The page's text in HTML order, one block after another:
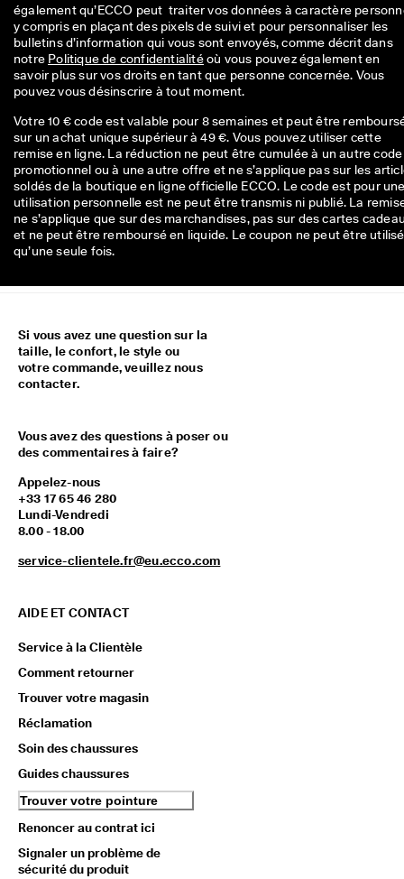
également qu’ECCO peut  traiter vos données à caractère
y compris en plaçant des pixels de suivi et pour personnaliser les
bulletins d’information qui vous sont envoyés, comme décrit dans
notre Politique de confidentialité où vous pouvez également en
savoir plus sur vos droits en tant que personne concernée. Vous
pouvez vous désinscrire à tout moment.
Votre 10 € code est valable pour 8 semaines et peut être
sur un achat unique supérieur à 49 €. Vous pouvez utiliser cette
remise en ligne. La réduction ne peut être cumulée à un autre code
promotionnel ou à une autre offre et ne s’applique pas sur les
soldés de la boutique en ligne officielle ECCO. Le code est pour
utilisation personnelle est ne peut être transmis ni publié. La
ne s’applique que sur des marchandises, pas sur des cartes
et ne peut être remboursé en liquide. Le coupon ne peut être utilisé
qu’une seule fois.
Si vous avez une question sur la
taille, le confort, le style ou
votre commande, veuillez nous
contacter.
Vous avez des questions à poser ou
des commentaires à faire?
Appelez-nous
+33 17 65 46 280
Lundi-Vendredi
8.00 - 18.00
service-clientele.fr@eu.ecco.com
AIDE ET CONTACT
Service à la Clientèle
Comment retourner
Trouver votre magasin
Réclamation
Soin des chaussures
Guides chaussures
Trouver votre pointure
Renoncer au contrat ici
Signaler un problème de
sécurité du produit